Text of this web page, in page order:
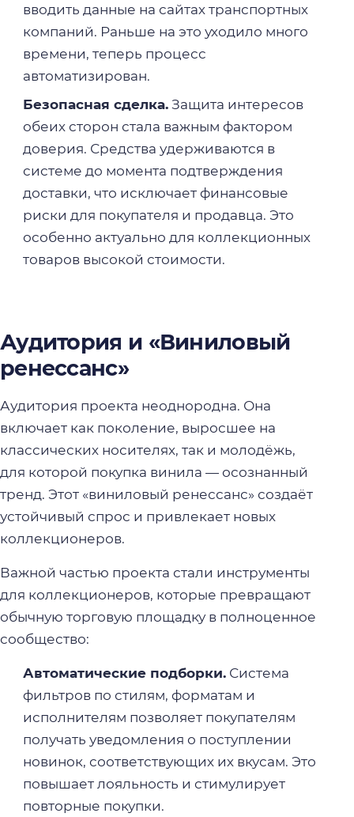
вводить данные на сайтах транспортных
компаний. Раньше на это уходило много
времени, теперь процесс
автоматизирован.
Безопасная сделка.Защита интересов
обеих сторон стала важным фактором
доверия. Средства удерживаются в
системе до момента подтверждения
доставки, что исключает финансовые
риски для покупателя и продавца. Это
особенно актуально для коллекционных
товаров высокой стоимости.
Аудитория и «Виниловый
ренессанс»
Аудитория проекта неоднородна. Она
включает как поколение, выросшее на
классических носителях, так и молодёжь,
для которой покупка винила — осознанный
тренд. Этот «виниловый ренессанс» создаёт
устойчивый спрос и привлекает новых
коллекционеров.
Важной частью проекта стали инструменты
для коллекционеров, которые превращают
обычную торговую площадку в полноценное
сообщество:
Автоматические подборки.Система
фильтров по стилям, форматам и
исполнителям позволяет покупателям
получать уведомления о поступлении
новинок, соответствующих их вкусам. Это
повышает лояльность и стимулирует
повторные покупки.